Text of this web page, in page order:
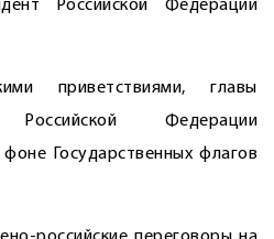
Российской Федерации
приветствиями, главы
Федерации
Государственных флагов